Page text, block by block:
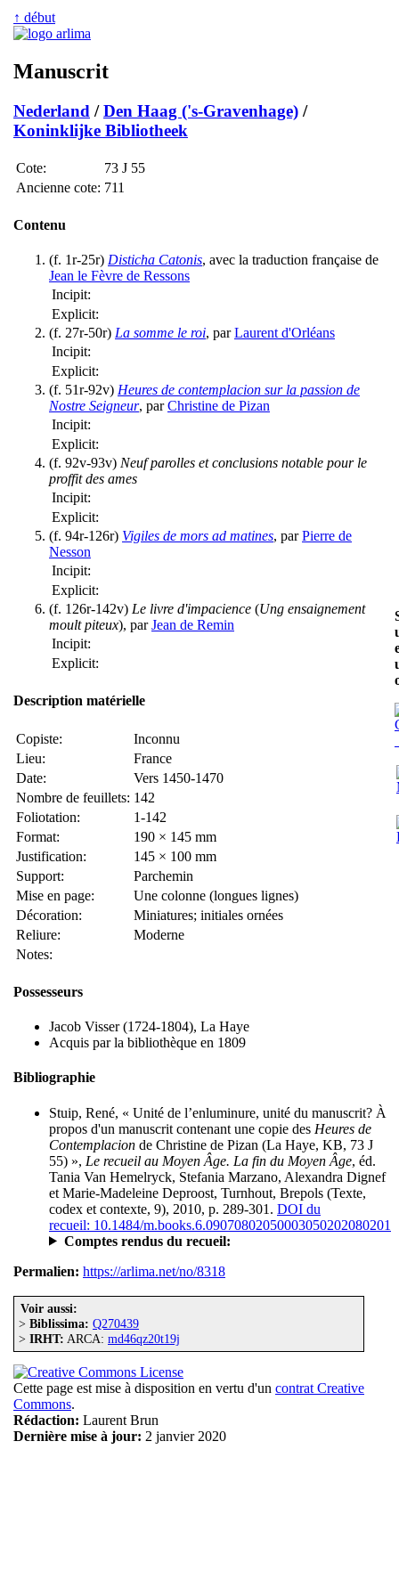
↑ début
Manuscrit
Nederland /Den Haag ('s-Gravenhage) /
Koninklijke Bibliotheek
Cote:
73 J 55
Ancienne cote: 711
Contenu
(f. 1r-25r) Disticha Catonis, avec la traduction française de
Jean le Fèvre de Ressons
Incipit:
Explicit:
(f. 27r-50r) La somme le roi, parLaurent d'Orléans
Incipit:
Explicit:
(f. 51r-92v) Heures de contemplacion sur la passion de
Nostre Seigneur, parChristine de Pizan
Incipit:
Explicit:
(f. 92v-93v) Neuf parolles et conclusions notable pour le
proffit des ames
Incipit:
Explicit:
(f. 94r-126r) Vigiles de mors ad matines, parPierre de
Nesson
Incipit:
Explicit:
(f. 126r-142v) Le livre d'impacience (Ung ensaignement
moult piteux), parJean de Remin
Incipit:
Explicit:
Description matérielle
Copiste:
Inconnu
Lieu:
France
Date:
Vers 1450-1470
Nombre de feuillets: 142
Foliotation:
1-142
Format:
190 × 145 mm
Justification:
145 × 100 mm
Support:
Parchemin
Mise en page:
Une colonne (longues lignes)
Décoration:
Miniatures; initiales ornées
Reliure:
Moderne
Notes:
Possesseurs
Jacob Visser (1724-1804), La Haye
Acquis par la bibliothèque en 1809
Bibliographie
Stuip, René, « Unité de l’enluminure, unité du manuscrit? À
propos d'un manuscrit contenant une copie des Heures de
Contemplacion de Christine de Pizan (La Haye, KB, 73 J
55) », Le recueil au Moyen Âge. La fin du Moyen Âge, éd.
Tania Van Hemelryck, Stefania Marzano, Alexandra Dignef
et Marie-Madeleine Deproost, Turnhout, Brepols (Texte,
codex et contexte, 9), 2010, p. 289-301. DOI du
recueil: 10.1484/m.books.6.09070802050003050202080201
Comptes rendus du recueil:
Permalien: https://arlima.net/no/8318
Voir aussi:
> Biblissima: Q270439
> IRHT: ARCA: md46qz20t19j
Cette page est mise à disposition en vertu d'un contrat Creative
Commons.
Rédaction: Laurent Brun
Dernière mise à jour: 2 janvier 2020